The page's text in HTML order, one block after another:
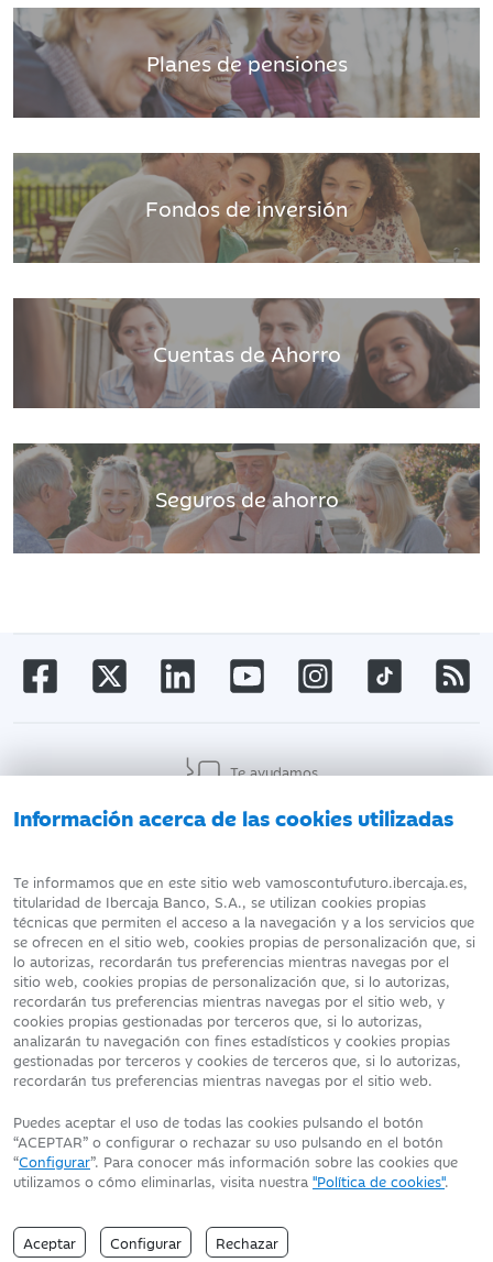
Información acerca de las cookies utilizadas
Te informamos que en este sitio web vamoscontufuturo.ibercaja.es,
titularidad de Ibercaja Banco, S.A., se utilizan cookies propias
técnicas que permiten el acceso a la navegación y a los servicios que
se ofrecen en el sitio web, cookies propias de personalización que, si
lo autorizas, recordarán tus preferencias mientras navegas por el
sitio web, cookies propias de personalización que, si lo autorizas,
recordarán tus preferencias mientras navegas por el sitio web, y
cookies propias gestionadas por terceros que, si lo autorizas,
analizarán tu navegación con fines estadísticos y cookies propias
gestionadas por terceros y cookies de terceros que, si lo autorizas,
recordarán tus preferencias mientras navegas por el sitio web.
Puedes aceptar el uso de todas las cookies pulsando el botón
“ACEPTAR” o configurar o rechazar su uso pulsando en el botón
“Configurar”. Para conocer más información sobre las cookies que
utilizamos o cómo eliminarlas, visita nuestra "Política de cookies".
Aceptar Configurar Rechazar
Planes de pensiones
Fondos de inversión
Cuentas de Ahorro
Seguros de ahorro
Te ayudamos
DATOS PERSONALES POLÍTICA DE COOKIES
Fecha de edición: 09/08/2026
©Ibercaja Banco, S.A. - IBERCAJA - NIF. A-99319030 R.M. de
Zaragoza (T.3865. F.1. H.Z.-52186, Inscripc.1º)
España con el código 2085.
Domicilio social: Plaza de Basilio Paraíso, 2. 50008-Zaragoza.